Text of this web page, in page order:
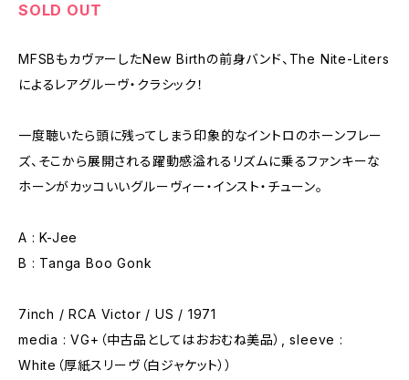
SOLD OUT
MFSBもカヴァーしたNew Birthの前身バンド、The Nite-Liters
によるレアグルーヴ・クラシック！
一度聴いたら頭に残ってしまう印象的なイントロのホーンフレー
ズ、そこから展開される躍動感溢れるリズムに乗るファンキーな
ホーンがカッコいいグルーヴィー・インスト・チューン。
A : K-Jee
B : Tanga Boo Gonk
7inch / RCA Victor / US / 1971
media : VG+（中古品としてはおおむね美品）, sleeve :
White（厚紙スリーヴ（白ジャケット））